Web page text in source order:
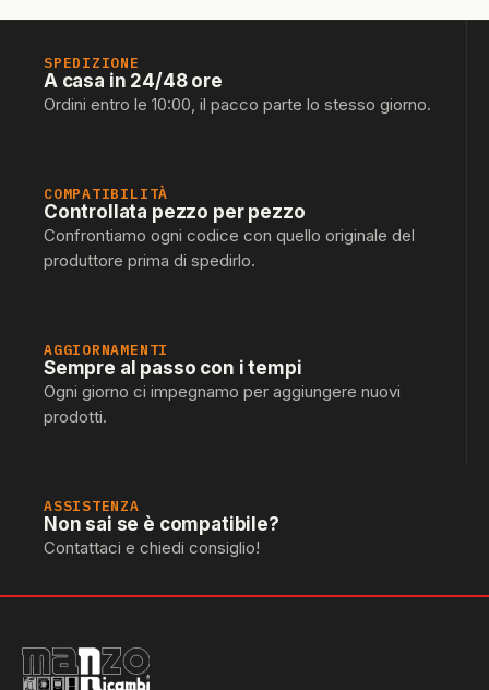
SPEDIZIONE
A casa in 24/48 ore
Ordini entro le 10:00, il pacco parte lo stesso giorno.
COMPATIBILITÀ
Controllata pezzo per pezzo
Confrontiamo ogni codice con quello originale del
produttore prima di spedirlo.
AGGIORNAMENTI
Sempre al passo con i tempi
Ogni giorno ci impegnamo per aggiungere nuovi
prodotti.
ASSISTENZA
Non sai se è compatibile?
Contattaci e chiedi consiglio!